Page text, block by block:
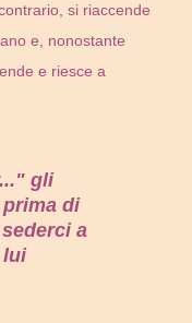
si riaccende
e, nonostante
e riesce a
gli
di
a
lui